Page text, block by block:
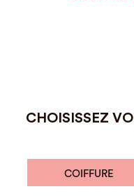
CHOISISSEZ
COIFFURE